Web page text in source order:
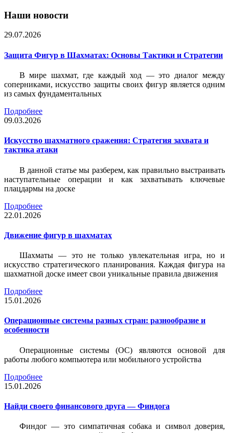
Наши новости
29.07.2026
Защита Фигур в Шахматах: Основы Тактики и Стратегии
В мире шахмат, где каждый ход — это диалог между
соперниками, искусство защиты своих фигур является одним
из самых фундаментальных
Подробнее
09.03.2026
Искусство шахматного сражения: Стратегия захвата и
тактика атаки
В данной статье мы разберем, как правильно выстраивать
наступательные операции и как захватывать ключевые
плацдармы на доске
Подробнее
22.01.2026
Движение фигур в шахматах
Шахматы — это не только увлекательная игра, но и
искусство стратегического планирования. Каждая фигура на
шахматной доске имеет свои уникальные правила движения
Подробнее
15.01.2026
Операционные системы разных стран: разнообразие и
особенности
Операционные системы (ОС) являются основой для
работы любого компьютера или мобильного устройства
Подробнее
15.01.2026
Найди своего финансового друга — Финдога
Финдог — это симпатичная собака и символ доверия,